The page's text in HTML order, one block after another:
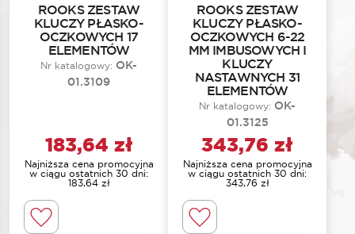
ROOKS ZESTAW
KLUCZY PŁASKO-
OCZKOWYCH 17
ELEMENTÓW
Nr katalogowy: OK-
01.3109
183,64 zł
Najniższa cena promocyjna
w ciągu ostatnich 30 dni:
183,64 zł
ROOKS ZESTAW
KLUCZY PŁASKO-
OCZKOWYCH 6-22
MM IMBUSOWYCH I
KLUCZY
NASTAWNYCH 31
ELEMENTÓW
Nr katalogowy: OK-
01.3125
343,76 zł
Najniższa cena promocyjna
w ciągu ostatnich 30 dni:
343,76 zł